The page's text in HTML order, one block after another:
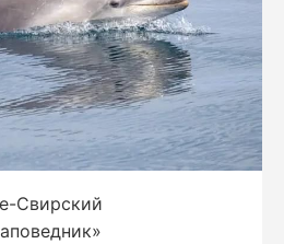
Свирский